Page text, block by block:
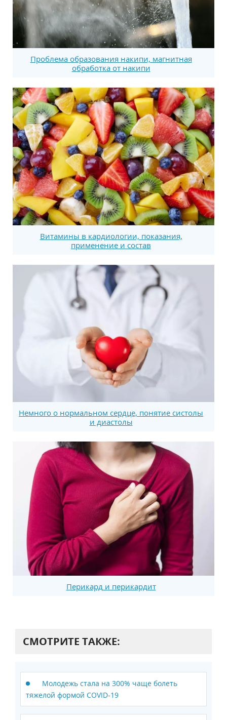
Проблема образования накипи, магнитная
обработка от накипи
Витамины в кардиологии, показания,
применение и состав
Немного о нормальном сердце, понятие систолы
и диастолы
Перикард и перикардит
СМОТРИТЕ ТАКЖЕ:
Молодежь стала на 300% чаще болеть
тяжелой формой COVID-19